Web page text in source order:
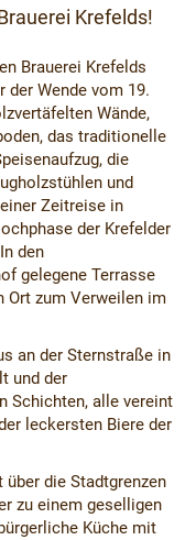
Krefelds!
Brauerei Krefelds
der Wende vom 19.
Wände,
das traditionelle
die
und
Zeitreise in
der Krefelder
den
gelegene Terrasse
Ort zum Verweilen im
an der Sternstraße in
und der
Schichten, alle vereint
leckersten Biere der
die Stadtgrenzen
zu einem geselligen
Küche mit